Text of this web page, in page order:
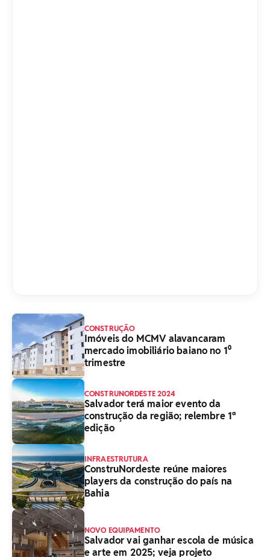
CONSTRUÇÃO
Imóveis do MCMV alavancaram
mercado imobiliário baiano no 1⁰
trimestre
CONSTRUNORDESTE 2024
Salvador terá maior evento da
construção da região; relembre 1ª
edição
INFRAESTRUTURA
ConstruNordeste reúne maiores
players da construção do país na
Bahia
NOVO EQUIPAMENTO
Salvador vai ganhar escola de música
e arte em 2025; veja projeto